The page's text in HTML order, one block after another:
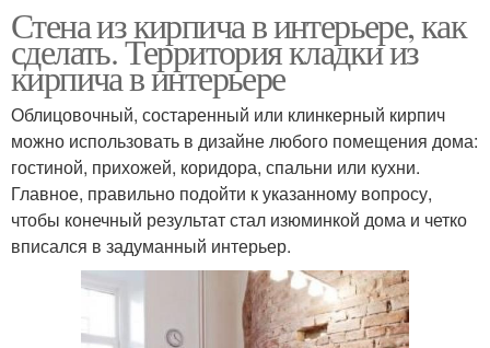
Стена из кирпича в интерьере, как
сделать. Территория кладки из
кирпича в интерьере
Облицовочный, состаренный или клинкерный кирпич
можно использовать в дизайне любого помещения дома:
гостиной, прихожей, коридора, спальни или кухни.
Главное, правильно подойти к указанному вопросу,
чтобы конечный результат стал изюминкой дома и четко
вписался в задуманный интерьер.